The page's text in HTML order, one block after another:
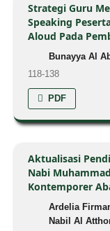
Strategi Guru
Speaking
Aloud Pada
Bunayya Al
118-138
PDF
Aktualisasi
Nabi
Kontemporer
Ardelia
Nabil Al